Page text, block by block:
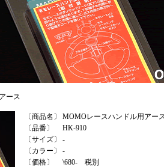
ース
〔商品名〕
MOMOレースハンドル用アー
〔品番〕
HK-910
〔サイズ〕
-
〔カラー〕
-
〔価格〕
\680- 税別